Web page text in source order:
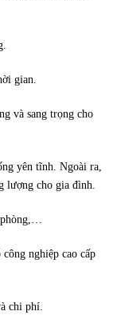
gian.
và sang trọng cho
yên tĩnh. Ngoài ra,
lượng cho gia đình.
phòng,…
nghiệp cao cấp
chi phí.